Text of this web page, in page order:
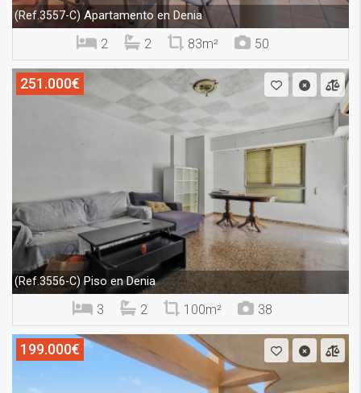
(Ref.3557-C) Apartamento en Denia
2 2 83m² 50
251.000€
(Ref.3556-C)Piso en Denia
3 2 100m² 38
199.000€